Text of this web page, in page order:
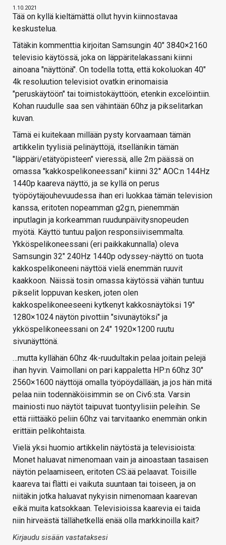
1.10.2021
Tää on kyllä kieltämättä ollut hyvin kiinnostavaa
keskustelua.
Tätäkin kommenttia kirjoitan Samsungin 40" 3840×2160
televisio käytössä, joka on läppäritelakassani kiinni
ainoana "näyttönä". On todella totta, että kokoluokan 40"
4k resoluution televisiot ovatkin erinomaisia
"peruskäytöön" tai toimistokäyttöön, etenkin excelöintiin.
Kohan ruudulle saa sen vähintään 60hz ja pikselitarkan
kuvan.
Tämä ei kuitekaan millään pysty korvaamaan tämän
artikkelin tyylisiä pelinäyttöjä, itsellänikin tämän
"läppäri/etätyöpisteen" vieressä, alle 2m päässä on
omassa "kakkospelikoneessani" kiinni 32" AOC:n 144Hz
1440p kaareva näyttö, ja se kyllä on perus
työpöytäjouhevuudessa ihan eri luokkaa tämän television
kanssa, eritoten nopeamman g2g:n, pienemmän
inputlagin ja korkeamman ruudunpäivitysnopeuden
myötä. Käyttö tuntuu paljon responsiivisemmalta.
Ykköspelikoneessani (eri paikkakunnalla) oleva
Samsungin 32" 240Hz 1440p odyssey-näyttö on tuota
kakkospelikoneeni näyttöä vielä enemmän ruuvit
kaakkoon. Näissä tosin omassa käytössä vähän tuntuu
pikselit loppuvan kesken, joten olen
kakkospelikoneeseeni kytkenyt kakkosnäytöksi 19"
1280×1024 näytön pivottiin "sivunäytöksi" ja
ykköspelikoneessani on 24" 1920×1200 ruutu
sivunäyttönä.
…mutta kyllähän 60hz 4k-ruudultakin pelaa joitain pelejä
ihan hyvin. Vaimollani on pari kappaletta HP:n 60hz 30"
2560×1600 näyttöjä omalla työpöydällään, ja jos hän mitä
pelaa niin todennäköisimmin se on Civ6:sta. Varsin
mainiosti nuo näytöt taipuvat tuontyylisiin peleihin. Se
että riittääkö peliin 60hz vai tarvitaanko enemmän onkin
erittäin pelikohtaista.
Vielä yksi huomio artikkelin näytöstä ja televisioista:
Monet haluavat nimenomaan vain ja ainoastaan tasaisen
näytön pelaamiseen, eritoten CS:ää pelaavat. Toisille
kaareva tai flätti ei vaikuta suuntaan tai toiseen, ja on
niitäkin jotka haluavat nykyisin nimenomaan kaarevan
eikä muita katsokkaan. Televisioissa kaarevia ei taida
niin hirveästä tällähetkellä enää olla markkinoilla kait?
Kirjaudu sisään vastataksesi